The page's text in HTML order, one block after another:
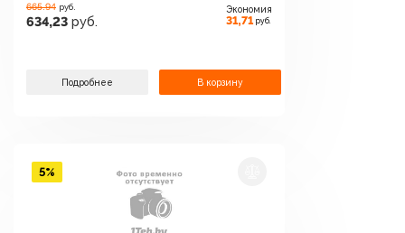
665.94 руб.
634,23 руб.
Экономия
31,71 руб.
Подробнее В корзину
5%